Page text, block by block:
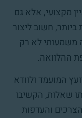
מקצועי, אלא גם
חשוב ליצור
משמעותי לא רק
ההלוואה.
המועמד ולוודא
שאלות, הקשיבו
והעדפות